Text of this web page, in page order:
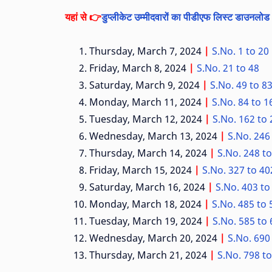
यहां से 👉डुप्लीकेट उम्मीदवारों का पीडीएफ लिस्ट डाउनलोड
Thursday, March 7, 2024 | S.No. 1 to 20
Friday, March 8, 2024 | S.No. 21 to 48
Saturday, March 9, 2024 | S.No. 49 to 83
Monday, March 11, 2024 | S.No. 84 to
Tuesday, March 12, 2024 | S.No. 162 to
Wednesday, March 13, 2024 | S.No.
Thursday, March 14, 2024 | S.No. 248
Friday, March 15, 2024 | S.No. 327 to
Saturday, March 16, 2024 | S.No. 403
Monday, March 18, 2024 | S.No. 485 to
Tuesday, March 19, 2024 | S.No. 585 to
Wednesday, March 20, 2024 | S.No.
Thursday, March 21, 2024 | S.No. 798